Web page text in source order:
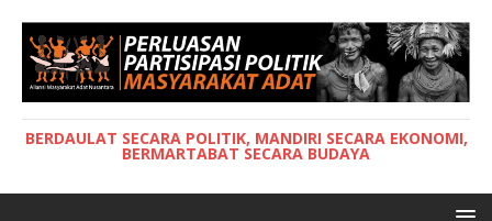
BERDAULAT SECARA POLITIK, MANDIRI SECARA EKONOMI,
BERMARTABAT SECARA BUDAYA